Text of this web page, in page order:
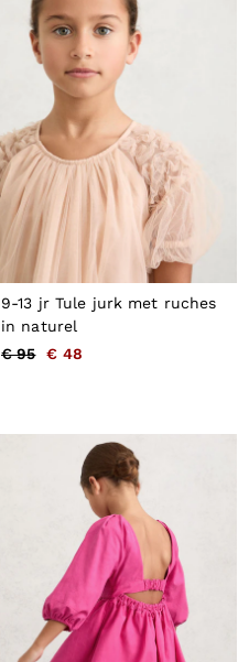
9-13 jr Tule jurk met ruches
in naturel
€ 95
€ 48